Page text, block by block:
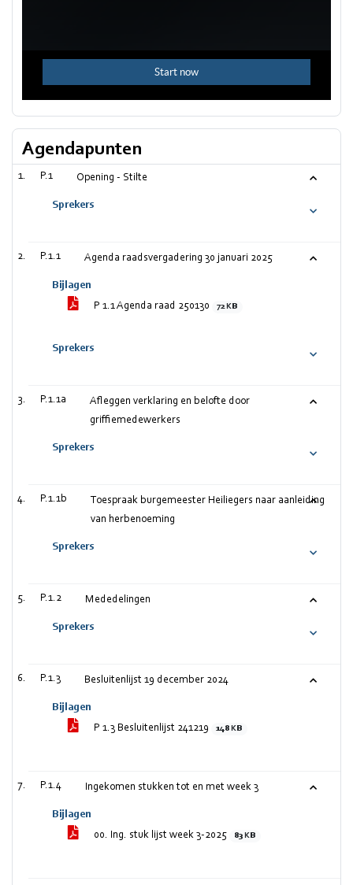
Agendapunten
P.1 Opening - Stilte
Sprekers
P.1.1 Agenda raadsvergadering 30 januari 2025
Bijlagen
P 1.1 Agenda raad 250130
72 KB
Sprekers
P.1.1a
Afleggen verklaring en belofte door
griffiemedewerkers
Sprekers
P.1.1b
Toespraak burgemeester Heiliegers naar aanleiding
van herbenoeming
Sprekers
P.1.2 Mededelingen
Sprekers
P.1.3 Besluitenlijst 19 december 2024
Bijlagen
P 1.3 Besluitenlijst 241219
148 KB
P.1.4 Ingekomen stukken tot en met week 3
Bijlagen
00. Ing. stuk lijst week 3-2025
83 KB